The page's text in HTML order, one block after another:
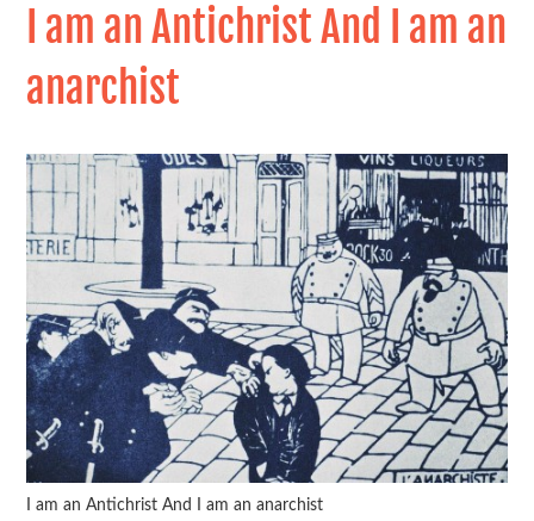
I am an Antichrist And I am an
anarchist
I am an Antichrist And I am an anarchist